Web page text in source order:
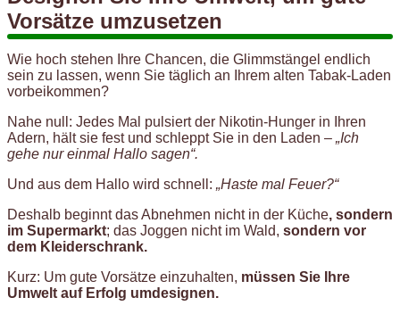
Vorsätze umzusetzen
Wie hoch stehen Ihre Chancen, die Glimmstängel endlich
sein zu lassen, wenn Sie täglich an Ihrem alten Tabak-Laden
vorbeikommen?
Nahe null: Jedes Mal pulsiert der Nikotin-Hunger in Ihren
Adern, hält sie fest und schleppt Sie in den Laden – „Ich
gehe nur einmal Hallo sagen“.
Und aus dem Hallo wird schnell: „Haste mal Feuer?“
Deshalb beginnt das Abnehmen nicht in der Küche, sondern
im Supermarkt; das Joggen nicht im Wald, sondern vor
dem Kleiderschrank.
Kurz: Um gute Vorsätze einzuhalten, müssen Sie Ihre
Umwelt auf Erfolg umdesignen.